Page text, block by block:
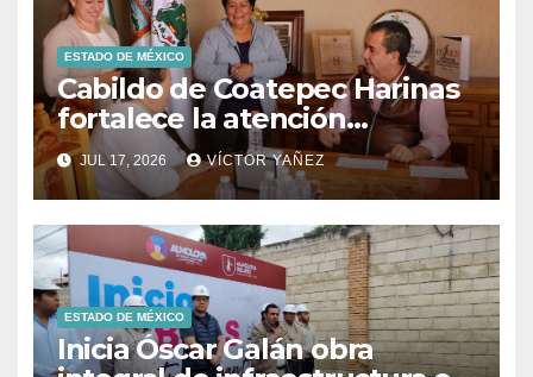
ESTADO DE MÉXICO
Cabildo de Coatepec Harinas
fortalece la atención
ciudadana y la toma de
decisiones
JUL 17, 2026 VÍCTOR YAÑEZ
ESTADO DE MÉXICO
Inicia Óscar Galán obra